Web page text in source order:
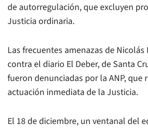
de autorregulación, que excluyen
Justicia ordinaria.
Las frecuentes amenazas de Nicolás
contra el diario El Deber, de Santa
fueron denunciadas por la ANP, que
actuación inmediata de la Justicia.
El 18 de diciembre, un ventanal del